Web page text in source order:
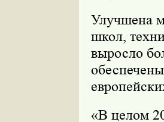
Улучшена
школ,
выросло
«В целом